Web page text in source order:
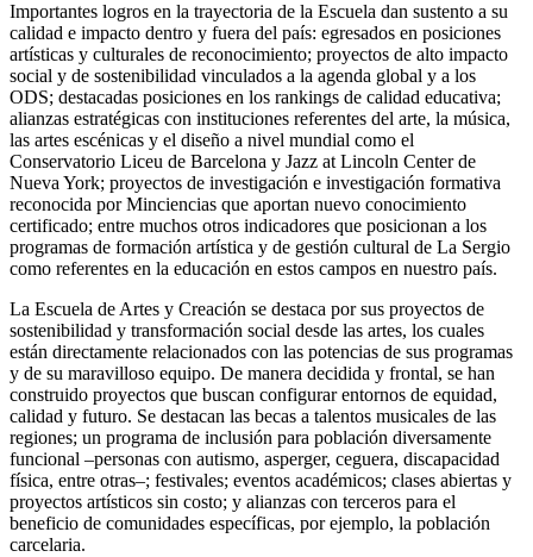
Importantes logros en la trayectoria de la Escuela dan sustento a su
calidad e impacto dentro y fuera del país: egresados en posiciones
artísticas y culturales de reconocimiento; proyectos de alto impacto
social y de sostenibilidad vinculados a la agenda global y a los
ODS; destacadas posiciones en los rankings de calidad educativa;
alianzas estratégicas con instituciones referentes del arte, la música,
las artes escénicas y el diseño a nivel mundial como el
Conservatorio Liceu de Barcelona y Jazz at Lincoln Center de
Nueva York; proyectos de investigación e investigación formativa
reconocida por Minciencias que aportan nuevo conocimiento
certificado; entre muchos otros indicadores que posicionan a los
programas de formación artística y de gestión cultural de La Sergio
como referentes en la educación en estos campos en nuestro país.
La Escuela de Artes y Creación se destaca por sus proyectos de
sostenibilidad y transformación social desde las artes, los cuales
están directamente relacionados con las potencias de sus programas
y de su maravilloso equipo. De manera decidida y frontal, se han
construido proyectos que buscan configurar entornos de equidad,
calidad y futuro. Se destacan las becas a talentos musicales de las
regiones; un programa de inclusión para población diversamente
funcional –personas con autismo, asperger, ceguera, discapacidad
física, entre otras–; festivales; eventos académicos; clases abiertas y
proyectos artísticos sin costo; y alianzas con terceros para el
beneficio de comunidades específicas, por ejemplo, la población
carcelaria.